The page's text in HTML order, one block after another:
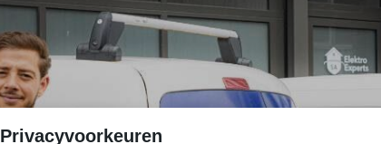
Privacyvoorkeuren